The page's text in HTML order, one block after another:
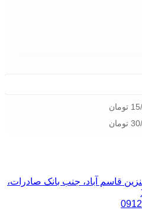
تومان
تومان
قاسم آباد، جنب بانک صادرات،